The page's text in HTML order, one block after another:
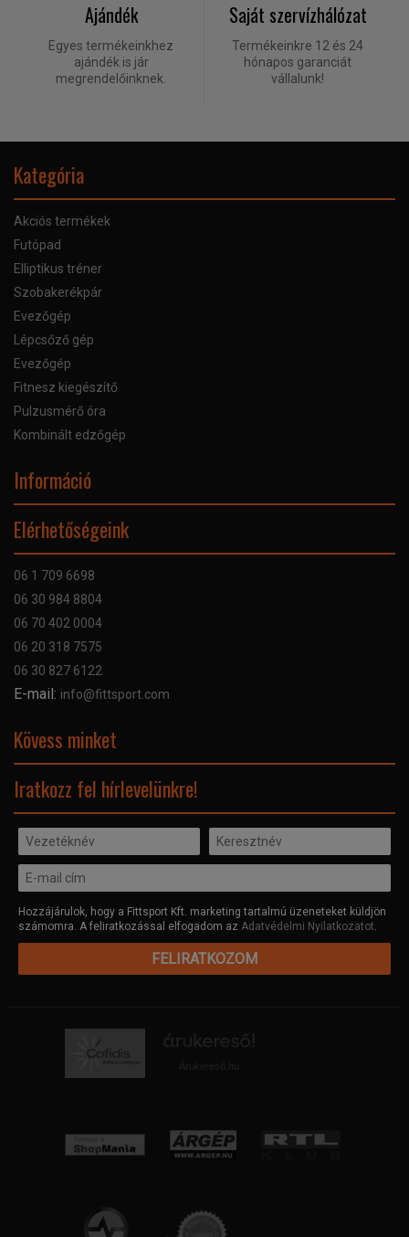
Ajándék
Egyes termékeinkhez
ajándék is jár
megrendelőinknek.
Saját szervízhálózat
Termékeinkre 12 és 24
hónapos garanciát
vállalunk!
Kategória
Akciós termékek
Futópad
Elliptikus tréner
Szobakerékpár
Evezőgép
Lépcsőző gép
Evezőgép
Fitnesz kiegészítő
Pulzusmérő óra
Kombinált edzőgép
Információ
Bankkártyás fizetés
Adatvédelmi nyilatkozat
Elérhetőségeink
06 1 709 6698
06 30 984 8804
06 70 402 0004
06 20 318 7575
06 30 827 6122
E-mail: info@fittsport.com
Kövess minket
Iratkozz fel hírlevelünkre!
Hozzájárulok, hogy a Fittsport Kft. marketing tartalmú üzeneteket küldjön
számomra. A feliratkozással elfogadom az Adatvédelmi Nyilatkozatot.
FELIRATKOZOM